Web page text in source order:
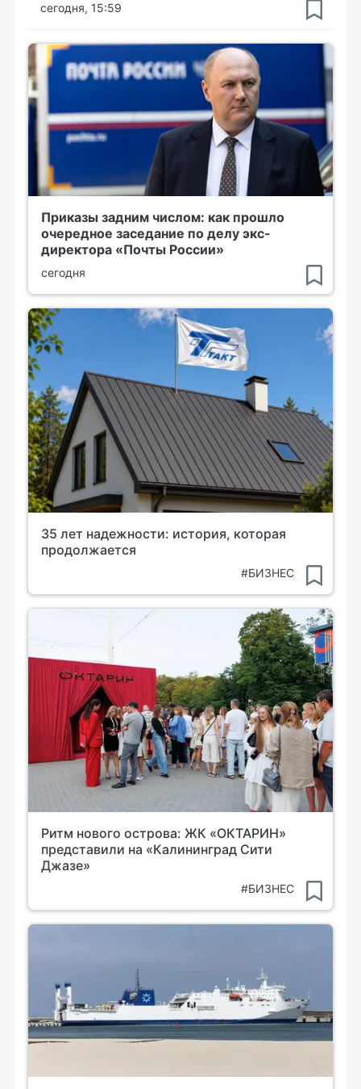
сегодня, 15:59
Приказы задним числом: как прошло
очередное заседание по делу экс-
директора «Почты России»
сегодня
35 лет надежности: история, которая
продолжается
#БИЗНЕС
Ритм нового острова: ЖК «ОКТАРИН»
представили на «Калининград Сити
Джазе»
#БИЗНЕС